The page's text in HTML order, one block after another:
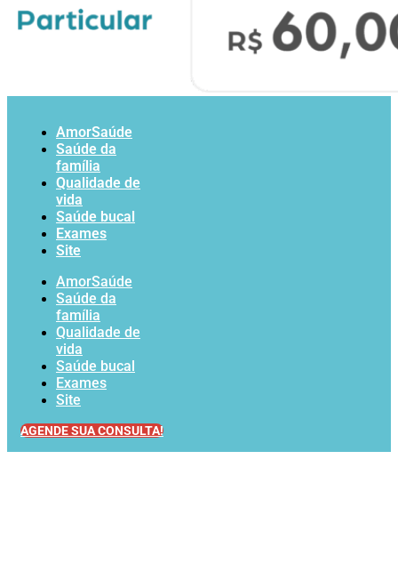
AmorSaúde
Saúde da
família
Qualidade de
vida
Saúde bucal
Exames
Site
AmorSaúde
Saúde da
família
Qualidade de
vida
Saúde bucal
Exames
Site
AGENDE SUA CONSULTA!